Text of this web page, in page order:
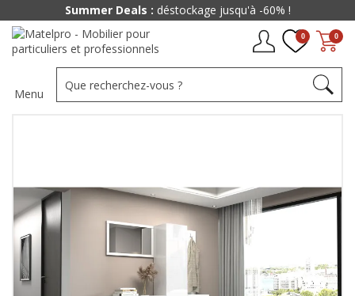
0
0
Menu
Summer Deals : déstockage jusqu'à -60% !